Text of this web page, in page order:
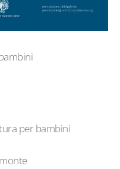
per bambini